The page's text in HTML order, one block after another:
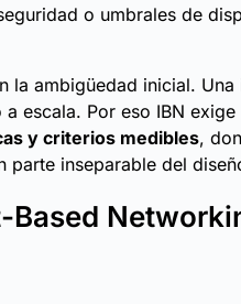
o umbrales de
la ambigüedad inicial. Una
escala. Por eso IBN
y criterios medibles,
parte inseparable del